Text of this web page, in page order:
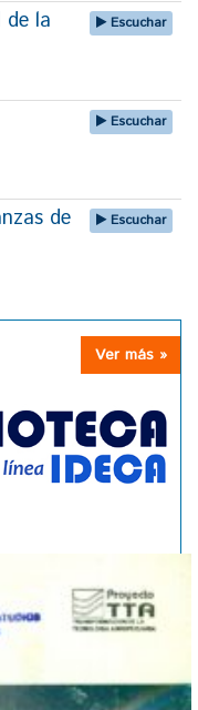
de la Escuchar
Escuchar
de Escuchar
Ver más »